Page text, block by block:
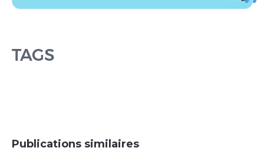
TAGS
Publications similaires